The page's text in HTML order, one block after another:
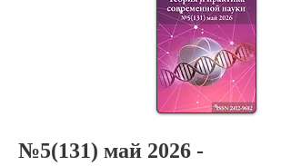
№5(131) май 2026 -